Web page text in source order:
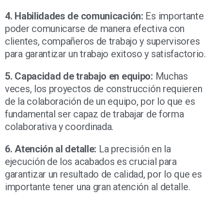
4. Habilidades de comunicación: Es importante
poder comunicarse de manera efectiva con
clientes, compañeros de trabajo y supervisores
para garantizar un trabajo exitoso y satisfactorio.
5. Capacidad de trabajo en equipo: Muchas
veces, los proyectos de construcción requieren
de la colaboración de un equipo, por lo que es
fundamental ser capaz de trabajar de forma
colaborativa y coordinada.
6. Atención al detalle: La precisión en la
ejecución de los acabados es crucial para
garantizar un resultado de calidad, por lo que es
importante tener una gran atención al detalle.